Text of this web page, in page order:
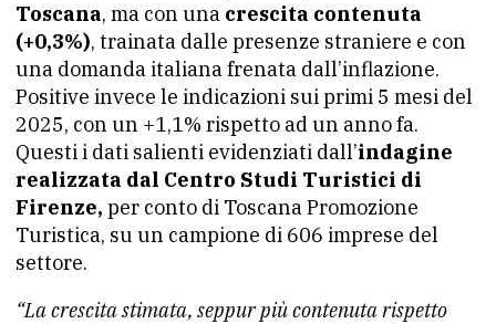
Toscana, ma con una crescita contenuta
(+0,3%), trainata dalle presenze straniere e con
una domanda italiana frenata dall’inflazione.
Positive invece le indicazioni sui primi 5 mesi del
2025, con un +1,1% rispetto ad un anno fa.
Questi i dati salienti evidenziati dall’indagine
realizzata dal Centro Studi Turistici di
Firenze, per conto di Toscana Promozione
Turistica, su un campione di 606 imprese del
settore.
“La crescita stimata, seppur più contenuta rispetto